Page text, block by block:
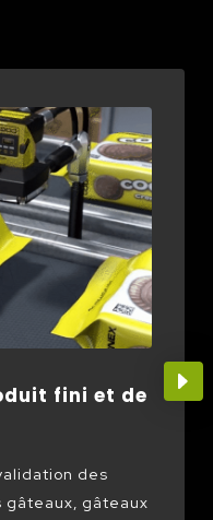
fini et de
des
gâteaux